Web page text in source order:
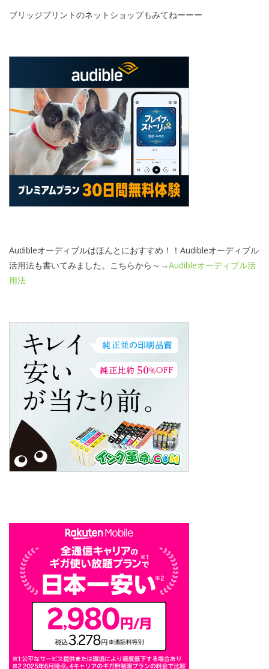
ブリッジプリントのネットショップもみてねーーー
Audibleオーディブルはほんとにおすすめ！！Audibleオーディブル
活用法も書いてみました。こちらから～→Audibleオーディブル活
用法